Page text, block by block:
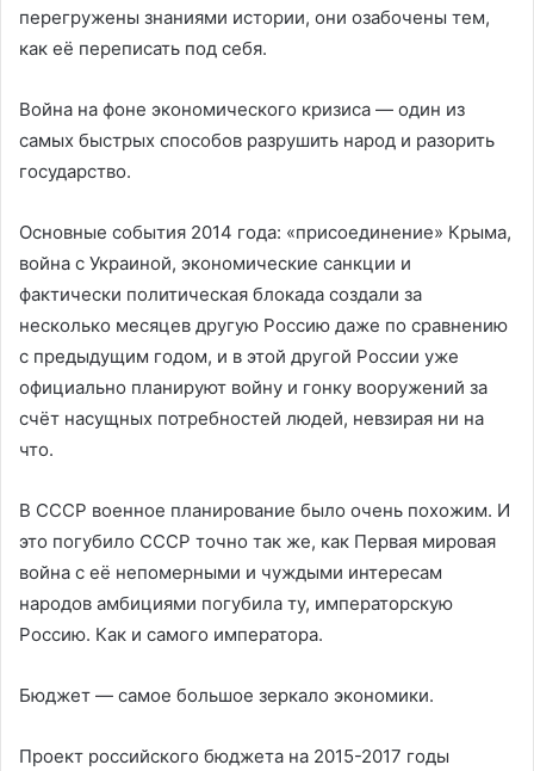
перегружены знаниями истории, они озабочены тем,
как её переписать под себя.
Война на фоне экономического кризиса — один из
самых быстрых способов разрушить народ и разорить
государство.
Основные события 2014 года: «присоединение» Крыма,
война с Украиной, экономические санкции и
фактически политическая блокада создали за
несколько месяцев другую Россию даже по сравнению
с предыдущим годом, и в этой другой России уже
официально планируют войну и гонку вооружений за
счёт насущных потребностей людей, невзирая ни на
что.
В СССР военное планирование было очень похожим. И
это погубило СССР точно так же, как Первая мировая
война с её непомерными и чуждыми интересам
народов амбициями погубила ту, императорскую
Россию. Как и самого императора.
Бюджет — самое большое зеркало экономики.
Проект российского бюджета на 2015-2017 годы